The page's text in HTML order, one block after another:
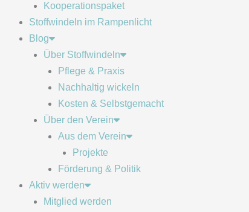
Kooperationspaket
Stoffwindeln im Rampenlicht
Blog
Über Stoffwindeln
Pflege & Praxis
Nachhaltig wickeln
Kosten & Selbstgemacht
Über den Verein
Aus dem Verein
Projekte
Förderung & Politik
Aktiv werden
Mitglied werden